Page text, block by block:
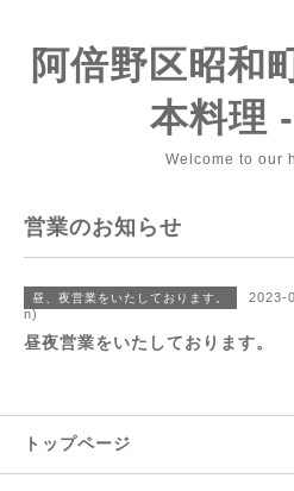
阿倍野区昭和
本料理
Welcome to our
営業のお知らせ
昼、夜営業をいたしております。
2023-
n)
昼夜営業をいたしております。
トップページ